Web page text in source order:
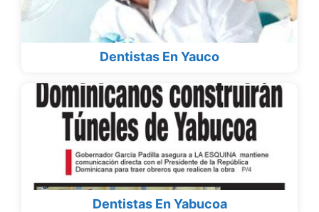
Dentistas En Yauco
Dentistas En Yabucoa